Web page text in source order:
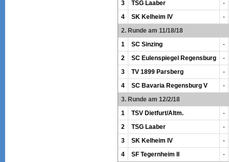
3
TSG Laaber
-
4
SK Kelheim IV
-
2. Runde am 11/18/18
1
SC Sinzing
-
2
SC Eulenspiegel Regensburg
-
3
TV 1899 Parsberg
-
4
SC Bavaria Regensburg V
-
3. Runde am 12/2/18
1
TSV Dietfurt/Altm.
-
2
TSG Laaber
-
3
SK Kelheim IV
-
4
SF Tegernheim II
-